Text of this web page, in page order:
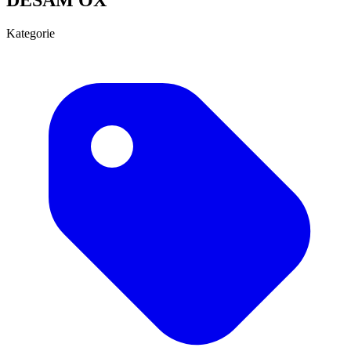
Kategorie